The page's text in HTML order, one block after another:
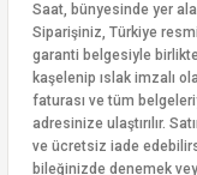
Saat, bünyesinde yer
Siparişiniz, Türkiye
garanti belgesiyle
kaşelenip ıslak imzalı
faturası ve tüm
adresinize ulaştırılır.
ve ücretsiz iade
bileğinizde denemek